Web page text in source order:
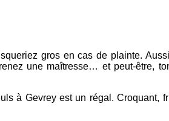
gros en cas de plainte.
une maîtresse… et peut-être,
à Gevrey est un régal. Croquant,